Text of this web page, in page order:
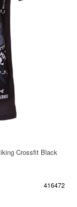
Crossfit Black
416472